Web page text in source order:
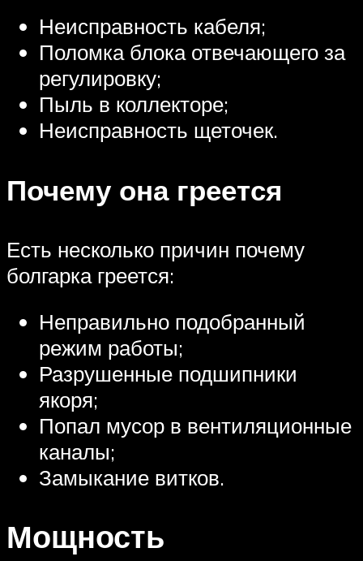
Неисправность кабеля;
Поломка блока отвечающего за
регулировку;
Пыль в коллекторе;
Неисправность щеточек.
Почему она греется
Есть несколько причин почему
болгарка греется:
Неправильно подобранный
режим работы;
Разрушенные подшипники
якоря;
Попал мусор в вентиляционные
каналы;
Замыкание витков.
Мощность